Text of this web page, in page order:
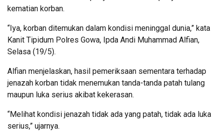
kematian korban.
“Iya, korban ditemukan dalam kondisi meninggal dunia,” kata
Kanit Tipidum Polres Gowa, Ipda Andi Muhammad Alfian,
Selasa (19/5).
Alfian menjelaskan, hasil pemeriksaan sementara terhadap
jenazah korban tidak menemukan tanda-tanda patah tulang
maupun luka serius akibat kekerasan.
“Melihat kondisi jenazah tidak ada yang patah, tidak ada luka
serius,” ujarnya.